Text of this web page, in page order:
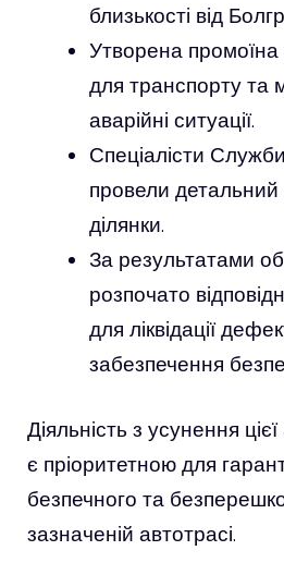
близькості від
Утворена
для транспорту та
аварійні ситуації.
Спеціалісти
провели
ділянки.
За результатами
розпочато
для ліквідації
забезпечення
Діяльність з усунення
є пріоритетною для
безпечного та
зазначеній автотрасі.